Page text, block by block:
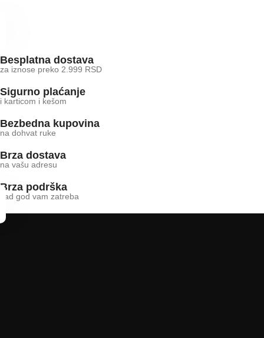
Besplatna dostava
za iznose preko 2.999 RSD
Sigurno plaćanje
i karticom i kešom
Bezbedna kupovina
na dohvat ruke
Brza dostava
na vašu adresu
Brza podrška
kad god vam zatreba